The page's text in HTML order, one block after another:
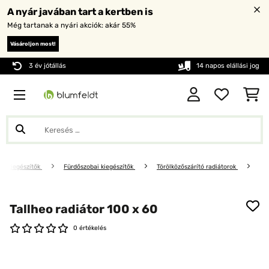
A nyár javában tart a kertben is
Még tartanak a nyári akciók: akár 55%
Vásároljon most!
3 év jótállás 14 napos elállási jog
kiegészítők Fürdőszobai kiegészítők Törölközőszárító radiátorok
Tallheo radiátor 100 x 60
0 értékelés